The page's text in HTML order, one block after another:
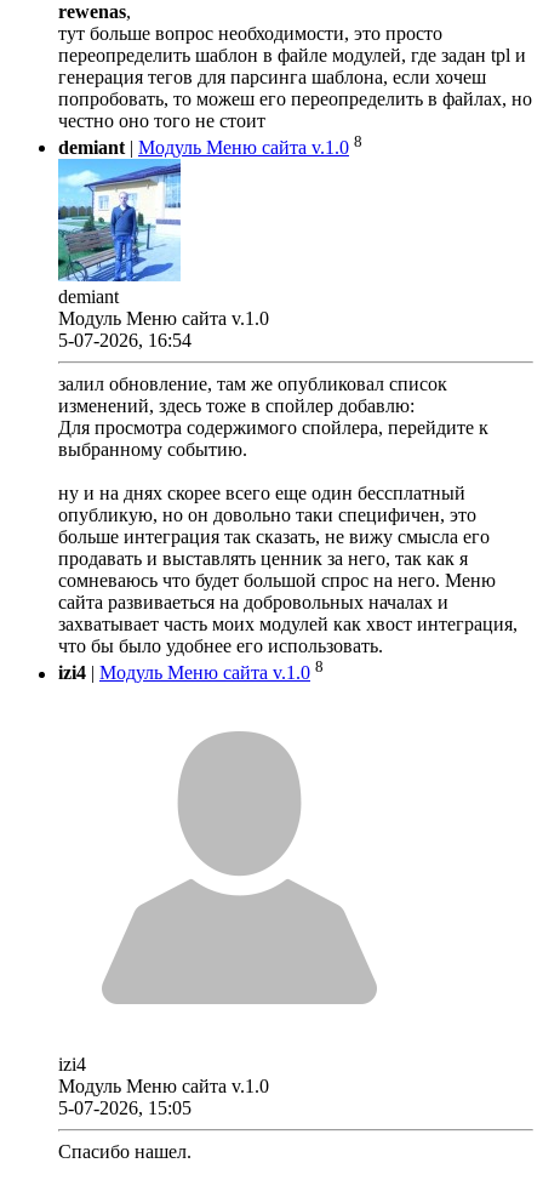
rewenas,
тут больше вопрос необходимости, это просто
переопределить шаблон в файле модулей, где задан tpl и
генерация тегов для парсинга шаблона, если хочеш
попробовать, то можеш его переопределить в файлах, но
честно оно того не стоит
demiant| Модуль Меню сайта v.1.0 8
demiant
Модуль Меню сайта v.1.0
5-07-2026, 16:54
залил обновление, там же опубликовал список
изменений, здесь тоже в спойлер добавлю:
Для просмотра содержимого спойлера, перейдите к
выбранному событию.
ну и на днях скорее всего еще один бессплатный
опубликую, но он довольно таки специфичен, это
больше интеграция так сказать, не вижу смысла его
продавать и выставлять ценник за него, так как я
сомневаюсь что будет большой спрос на него. Меню
сайта развиваеться на добровольных началах и
захватывает часть моих модулей как хвост интеграция,
что бы было удобнее его использовать.
izi4
Модуль Меню сайта v.1.0 8
izi4
Модуль Меню сайта v.1.0
5-07-2026, 15:05
Спасибо нашел.